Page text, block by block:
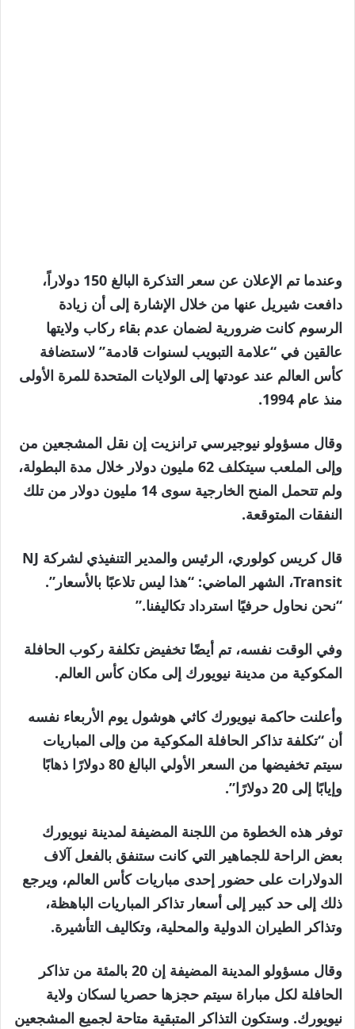
وعندما تم الإعلان عن سعر التذكرة البالغ 150 دولاراً،
دافعت شيريل عنها من خلال الإشارة إلى أن زيادة
الرسوم كانت ضرورية لضمان عدم بقاء ركاب ولايتها
عالقين في “علامة التبويب لسنوات قادمة” لاستضافة
كأس العالم عند عودتها إلى الولايات المتحدة للمرة الأولى
منذ عام 1994.
وقال مسؤولو نيوجيرسي ترانزيت إن نقل المشجعين من
وإلى الملعب سيتكلف 62 مليون دولار خلال مدة البطولة،
ولم تتحمل المنح الخارجية سوى 14 مليون دولار من تلك
النفقات المتوقعة.
قال كريس كولوري، الرئيس والمدير التنفيذي لشركة NJ
Transit، الشهر الماضي: “هذا ليس تلاعبًا بالأسعار”.
“نحن نحاول حرفيًا استرداد تكاليفنا.”
وفي الوقت نفسه، تم أيضًا تخفيض تكلفة ركوب الحافلة
المكوكية من مدينة نيويورك إلى مكان كأس العالم.
وأعلنت حاكمة نيويورك كاثي هوشول يوم الأربعاء نفسه
أن “تكلفة تذاكر الحافلة المكوكية من وإلى المباريات
سيتم تخفيضها من السعر الأولي البالغ 80 دولارًا ذهابًا
وإيابًا إلى 20 دولارًا”.
توفر هذه الخطوة من اللجنة المضيفة لمدينة نيويورك
بعض الراحة للجماهير التي كانت ستنفق بالفعل آلاف
الدولارات على حضور إحدى مباريات كأس العالم، ويرجع
ذلك إلى حد كبير إلى أسعار تذاكر المباريات الباهظة،
وتذاكر الطيران الدولية والمحلية، وتكاليف التأشيرة.
وقال مسؤولو المدينة المضيفة إن 20 بالمئة من تذاكر
الحافلة لكل مباراة سيتم حجزها حصريا لسكان ولاية
نيويورك. وستكون التذاكر المتبقية متاحة لجميع المشجعين